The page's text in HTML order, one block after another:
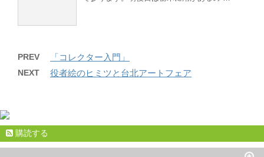
PREV 「コレクター入門」
NEXT 役者絵のヒミツと台北アートフェア
購読する